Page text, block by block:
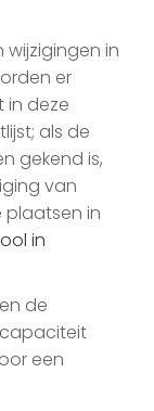
in
er
in deze
als de
gekend is,
van
plaatsen in
in
de
een